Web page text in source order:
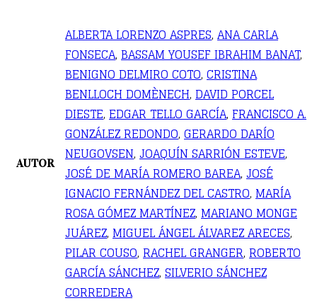
AUTOR
ALBERTA LORENZO ASPRES, ANA CARLA
FONSECA, BASSAM YOUSEF IBRAHIM BANAT,
BENIGNO DELMIRO COTO, CRISTINA
BENLLOCH DOMÈNECH, DAVID PORCEL
DIESTE, EDGAR TELLO GARCÍA, FRANCISCO A.
GONZÁLEZ REDONDO, GERARDO DARÍO
NEUGOVSEN, JOAQUÍN SARRIÓN ESTEVE,
JOSÉ DE MARÍA ROMERO BAREA, JOSÉ
IGNACIO FERNÁNDEZ DEL CASTRO, MARÍA
ROSA GÓMEZ MARTÍNEZ, MARIANO MONGE
JUÁREZ, MIGUEL ÁNGEL ÁLVAREZ ARECES,
PILAR COUSO, RACHEL GRANGER, ROBERTO
GARCÍA SÁNCHEZ, SILVERIO SÁNCHEZ
CORREDERA